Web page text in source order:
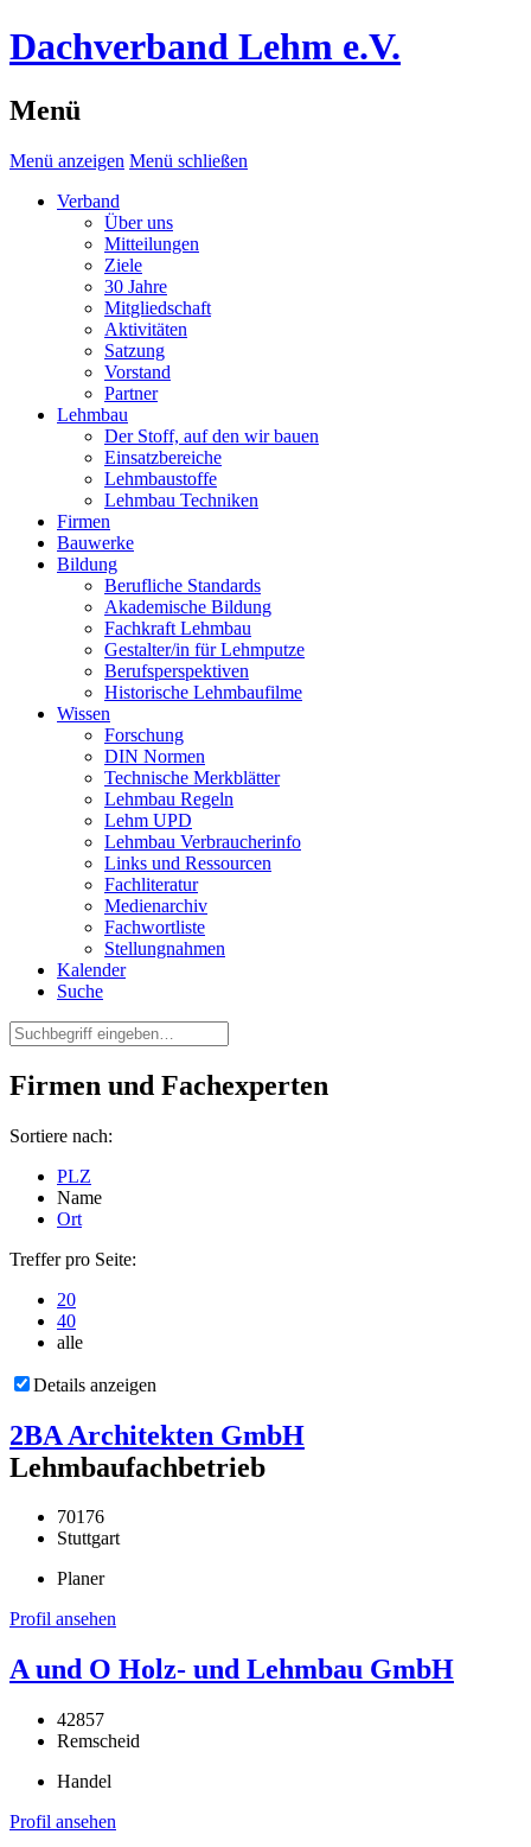
Dachverband Lehm e.V.
Menü
Menü anzeigen Menü schließen
Verband
Über uns
Mitteilungen
Ziele
30 Jahre
Mitgliedschaft
Aktivitäten
Satzung
Vorstand
Partner
Lehmbau
Der Stoff, auf den wir bauen
Einsatzbereiche
Lehmbaustoffe
Lehmbau Techniken
Firmen
Bauwerke
Bildung
Berufliche Standards
Akademische Bildung
Fachkraft Lehmbau
Gestalter/in für Lehmputze
Berufsperspektiven
Historische Lehmbaufilme
Wissen
Forschung
DIN Normen
Technische Merkblätter
Lehmbau Regeln
Lehm UPD
Lehmbau Verbraucherinfo
Links und Ressourcen
Fachliteratur
Medienarchiv
Fachwortliste
Stellungnahmen
Kalender
Suche
Firmen und Fachexperten
Sortiere nach:
PLZ
Name
Ort
Treffer pro Seite:
20
40
alle
Details anzeigen
2BA Architekten GmbH
Lehmbaufachbetrieb
70176
Stuttgart
Planer
Profil ansehen
A und O Holz- und Lehmbau GmbH
42857
Remscheid
Handel
Profil ansehen